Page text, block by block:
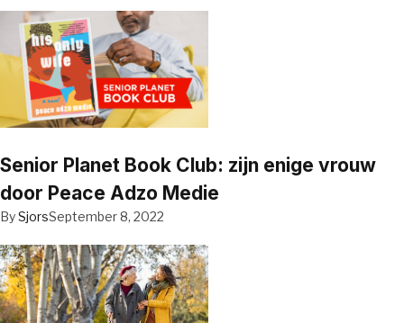
Senior Planet Book Club: zijn enige vrouw
door Peace Adzo Medie
BySjorsSeptember 8, 2022